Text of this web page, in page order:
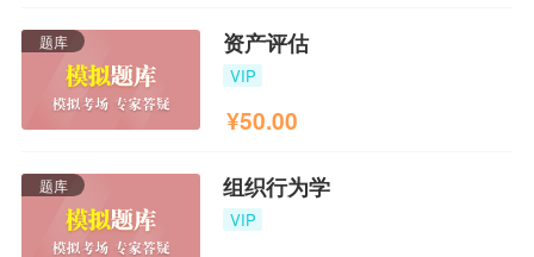
题库 资产评估
VIP
¥50.00
题库 组织行为学
VIP